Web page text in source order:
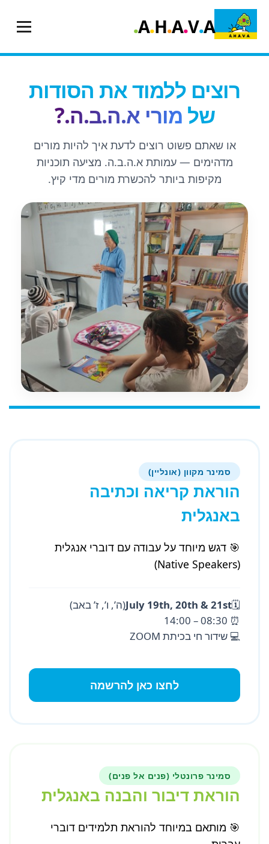
A.H.A.V.A
.
רוצים ללמוד את הסודות
של מורי א.ה.ב.ה.?
או שאתם פשוט רוצים לדעת איך להיות מורים
מדהימים — עמותת א.ה.ב.ה. מציעה תוכניות
מקיפות ביותר להכשרת מורים מדי קיץ.
סמינר מקוון (אונליין)
הוראת קריאה וכתיבה
באנגלית
🎯 דגש מיוחד על עבודה עם דוברי אנגלית
(Native Speakers)
🗓️
July 19th, 20th & 21st(ה’, ו’, ז’ באב)
⏰ 08:30 – 14:00
💻 שידור חי בכיתת ZOOM
לחצו כאן להרשמה
סמינר פרונטלי (פנים אל פנים)
הוראת דיבור והבנה באנגלית
🎯 מותאם במיוחד להוראת תלמידים דוברי